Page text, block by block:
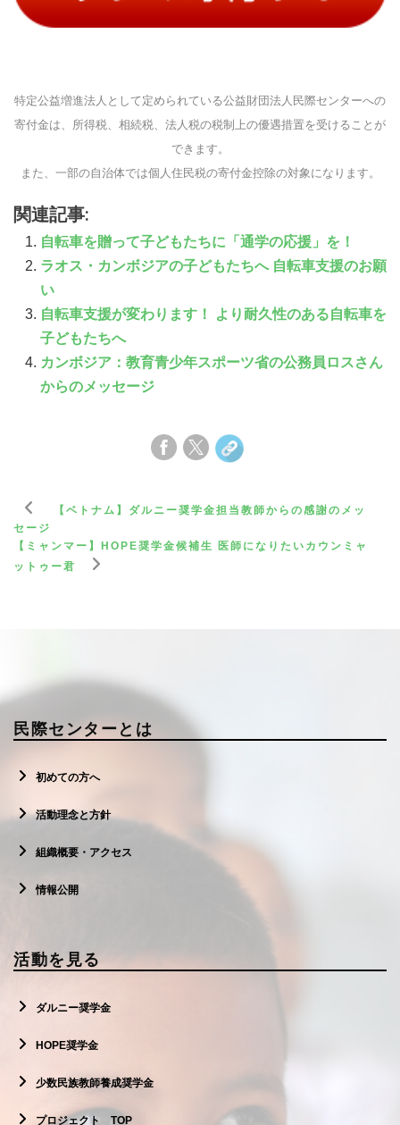
特定公益増進法人として定められている公益財団法人民際センターへの
寄付金は、所得税、相続税、法人税の税制上の優遇措置を受けることが
できます。
また、一部の自治体では個人住民税の寄付金控除の対象になります。
関連記事:
自転車を贈って子どもたちに「通学の応援」を！
ラオス・カンボジアの子どもたちへ 自転車支援のお願
い
自転車支援が変わります！ より耐久性のある自転車を
子どもたちへ
カンボジア：教育青少年スポーツ省の公務員ロスさん
からのメッセージ
【ベトナム】ダルニー奨学金担当教師からの感謝のメッ
セージ
【ミャンマー】HOPE奨学金候補生 医師になりたいカウンミャ
ットゥー君
民際センターとは
初めての方へ
活動理念と方針
組織概要・アクセス
情報公開
活動を見る
ダルニー奨学金
HOPE奨学金
少数民族教師養成奨学金
プロジェクト TOP